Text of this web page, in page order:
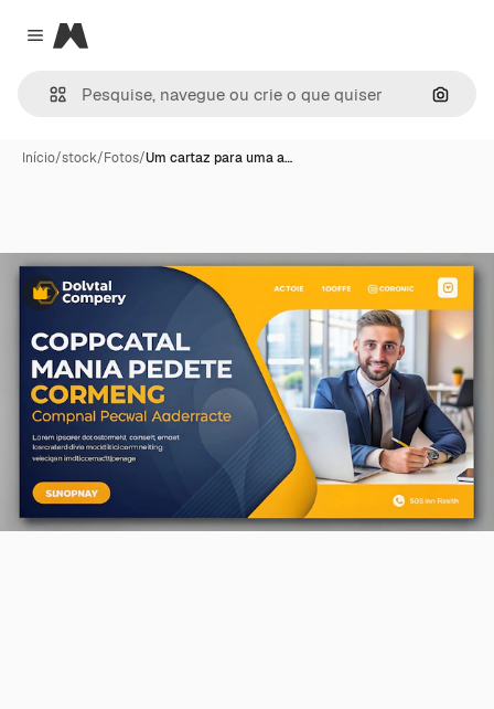
Close menu
Magnific
Início/stock/Fotos/Um cartaz para uma a…
Premium